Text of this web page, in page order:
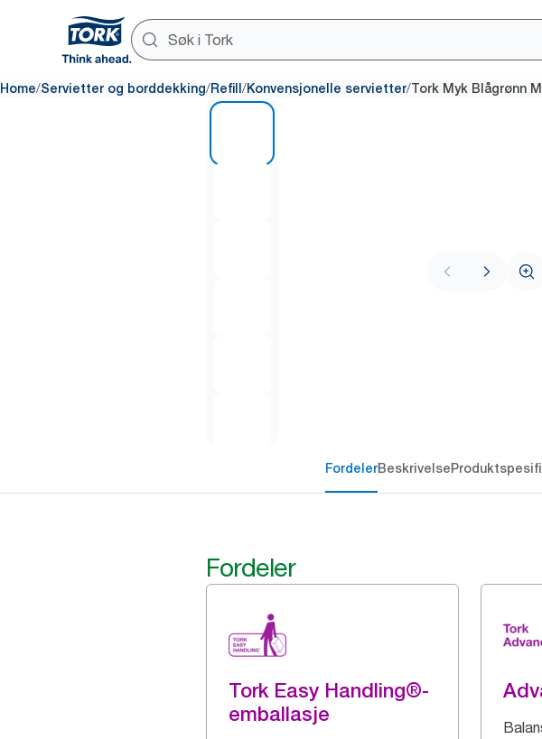
Home/Servietter og borddekking/Refill /Konvensjonelle servietter/Tork Myk Blågrønn
FordelerBeskrivelse
Fordeler
Tork Easy Handling®-
emballasje